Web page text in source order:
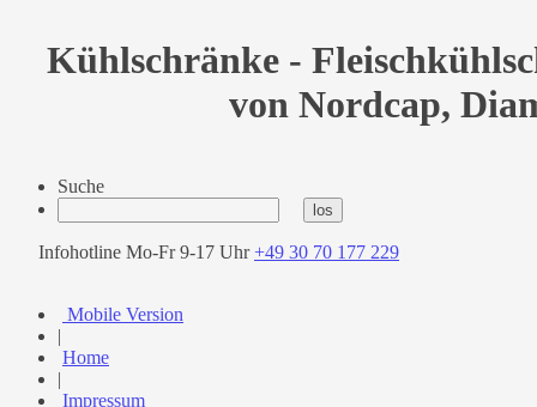
Kühlschränke -
von Nordcap,
Suche
Infohotline Mo-Fr 9-17 Uhr+49 30 70 177 229
Mobile Version
|
Home
|
Impressum